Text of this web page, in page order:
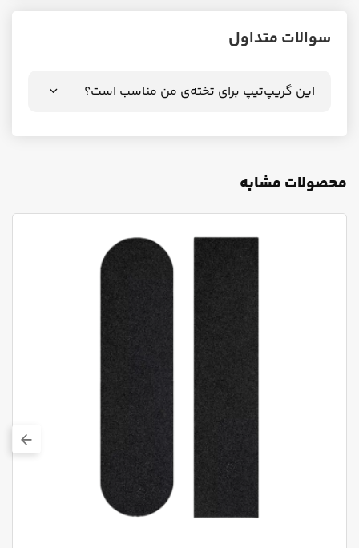
سوالات متداول
این گریپ‌تیپ برای تخته‌ی من مناسب است؟
محصولات مشابه